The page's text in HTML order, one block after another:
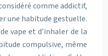
comme addictif,
une habitude gestuelle.
vape et d’inhaler de la
compulsive, même